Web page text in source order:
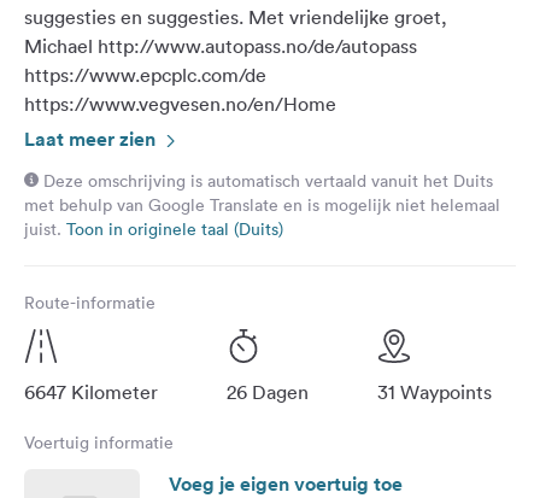
social
media
Facebook
Instagram
suggesties en suggesties. Met vriendelijke groet,
Michael http://www.autopass.no/de/autopass
https://www.epcplc.com/de
https://www.vegvesen.no/en/Home
https://www.nasjonaleturistveger.no / en / routes
zollbestektiven/
http://www.lpgnorge.no/stasjonsoversikt/german/
Laat meer zien
Deze omschrijving is automatisch vertaald vanuit het Duits
met behulp van Google Translate en is mogelijk niet helemaal
juist. Toon in originele taal (Duits)
Route-informatie
6647 Kilometer 26 Dagen 31 Waypoints
Voertuig informatie
Voeg je eigen voertuig toe